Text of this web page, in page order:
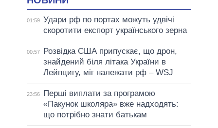
01:59 Удари рф по портах можуть удвічі
скоротити експорт українського зерна
00:57
Розвідка США припускає, що дрон,
знайдений біля літака України в
Лейпцигу, міг належати рф – WSJ
23:56
Перші виплати за програмою
«Пакунок школяра» вже надходять:
що потрібно знати батькам